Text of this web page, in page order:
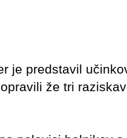
je predstavil
že tri